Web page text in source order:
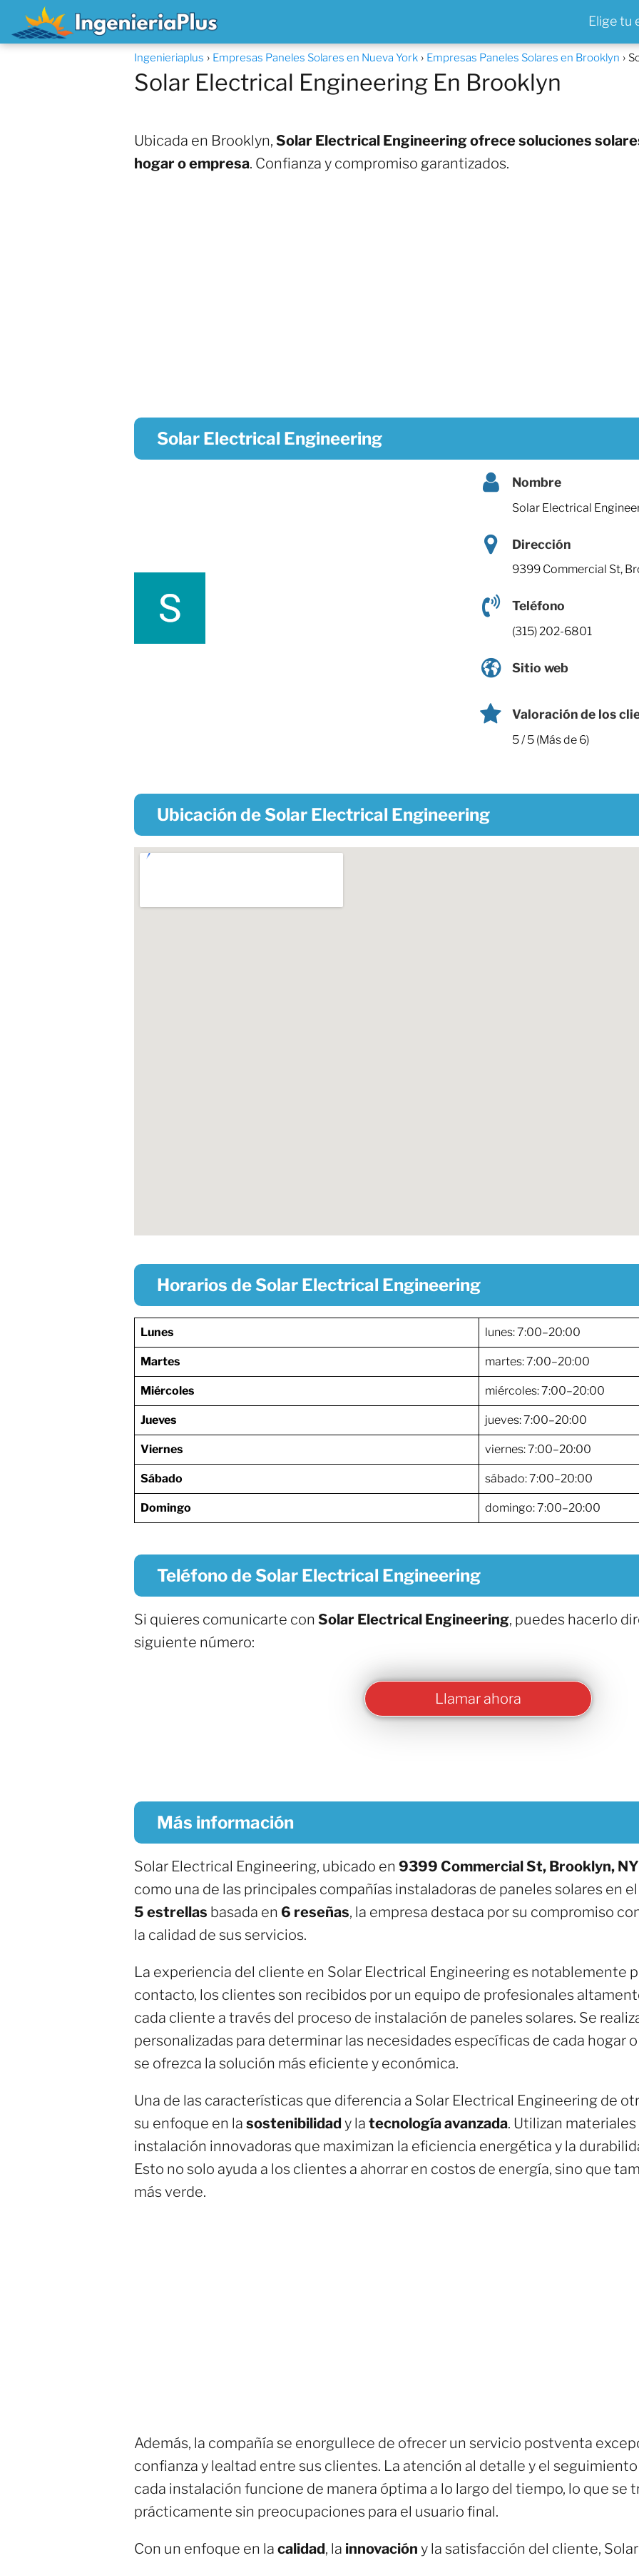
Elige tu
Ingenieriaplus Empresas Paneles Solares en Nueva York Empresas Paneles Solares en Brooklyn
Solar Electrical Engineering En Brooklyn
Ubicada en Brooklyn, Solar Electrical Engineering ofrece soluciones
hogar o empresa. Confianza y compromiso garantizados.
Solar Electrical Engineering
Nombre
Solar Electrical
Dirección
9399 Commercial St,
Teléfono
(315) 202-6801
Sitio web
Valoración de los
5 / 5 (Más de 6)
Ubicación de Solar Electrical Engineering
Horarios de Solar Electrical Engineering
Lunes lunes: 7:00–20:00
Martes martes: 7:00–20:00
Miércoles miércoles: 7:00–20:00
Jueves jueves: 7:00–20:00
Viernes viernes: 7:00–20:00
Sábado sábado: 7:00–20:00
Domingo domingo: 7:00–20:00
Teléfono de Solar Electrical Engineering
Si quieres comunicarte con Solar Electrical Engineering, puedes hacerlo
siguiente número:
Llamar ahora
Más información
Solar Electrical Engineering, ubicado en 9399 Commercial St, Brooklyn,
como una de las principales compañías instaladoras de paneles solares en
5 estrellas basada en 6 reseñas, la empresa destaca por su compromiso
la calidad de sus servicios.
La experiencia del cliente en Solar Electrical Engineering es notablemente
contacto, los clientes son recibidos por un equipo de profesionales
cada cliente a través del proceso de instalación de paneles solares. Se
personalizadas para determinar las necesidades específicas de cada hogar
se ofrezca la solución más eficiente y económica.
Una de las características que diferencia a Solar Electrical Engineering de
su enfoque en la sostenibilidad y la tecnología avanzada. Utilizan
instalación innovadoras que maximizan la eficiencia energética y la
Esto no solo ayuda a los clientes a ahorrar en costos de energía, sino que
más verde.
Además, la compañía se enorgullece de ofrecer un servicio postventa
confianza y lealtad entre sus clientes. La atención al detalle y el
cada instalación funcione de manera óptima a lo largo del tiempo, lo que se
prácticamente sin preocupaciones para el usuario final.
Con un enfoque en la calidad, la innovación y la satisfacción del cliente,